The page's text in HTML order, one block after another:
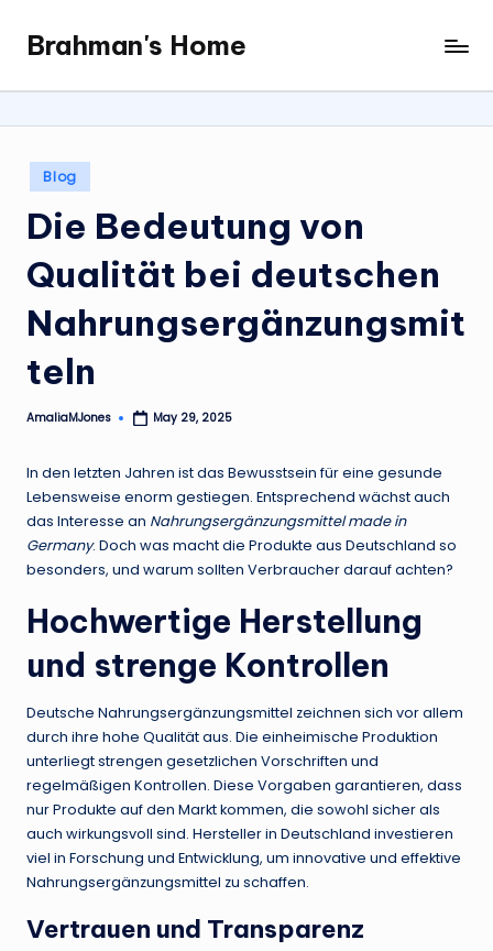
content
Brahman's Home
Spiritual
and
it
all
Posted
in
Blog
Die Bedeutung von
Qualität bei deutschen
Nahrungsergänzungsmit
teln
Posted
AmaliaMJones May 29, 2025
In den letzten Jahren ist das Bewusstsein für eine gesunde
Lebensweise enorm gestiegen. Entsprechend wächst auch
das Interesse an Nahrungsergänzungsmittel made in
Germany. Doch was macht die Produkte aus Deutschland so
besonders, und warum sollten Verbraucher darauf achten?
Hochwertige Herstellung
und strenge Kontrollen
Deutsche Nahrungsergänzungsmittel zeichnen sich vor allem
durch ihre hohe Qualität aus. Die einheimische Produktion
unterliegt strengen gesetzlichen Vorschriften und
regelmäßigen Kontrollen. Diese Vorgaben garantieren, dass
nur Produkte auf den Markt kommen, die sowohl sicher als
auch wirkungsvoll sind. Hersteller in Deutschland investieren
viel in Forschung und Entwicklung, um innovative und effektive
Nahrungsergänzungsmittel zu schaffen.
Vertrauen und Transparenz